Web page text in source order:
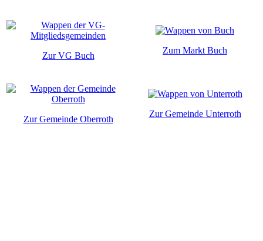
Zur VG Buch
Zum Markt Buch
Zur Gemeinde Oberroth
Zur Gemeinde Unterroth